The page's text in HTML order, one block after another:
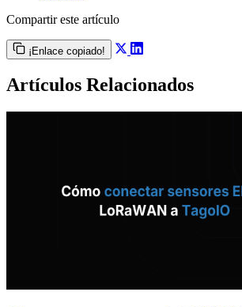
Compartir este artículo
¡Enlace copiado!
Artículos Relacionados